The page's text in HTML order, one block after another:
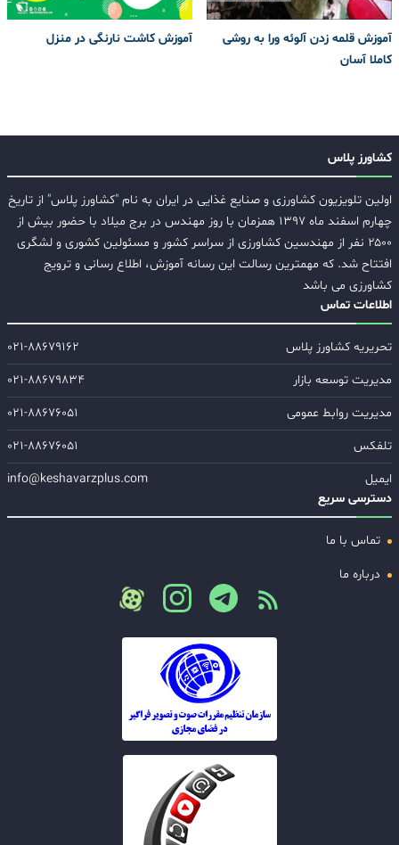
آموزش قلمه زدن آلوئه ورا به روشی
کاملا آسان
آموزش کاشت نارنگی در منزل
کشاورز پلاس
اولین تلویزیون کشاورزی و صنایع غذایی در ایران به نام "کشاورز پلاس" از تاریخ
چهارم اسفند ماه ۱۳۹۷ همزمان با روز مهندس در برج میلاد با حضور بیش از
۲۵۰۰ نفر از مهندسین کشاورزی از سراسر کشور و مسئولین کشوری و لشگری
افتتاح شد. که مهمترین رسالت این رسانه آموزش، اطلاع رسانی و ترویج
کشاورزی می باشد
اطلاعات تماس
تحریریه کشاورز پلاس
۰۲۱-۸۸۶۷۹۱۶۲
مدیریت توسعه بازار
۰۲۱-۸۸۶۷۹۸۳۴
مدیریت روابط عمومی
۰۲۱-۸۸۶۷۶۰۵۱
تلفکس
۰۲۱-۸۸۶۷۶۰۵۱
ایمیل
info@keshavarzplus.com
دسترسی سریع
تماس با ما
درباره ما